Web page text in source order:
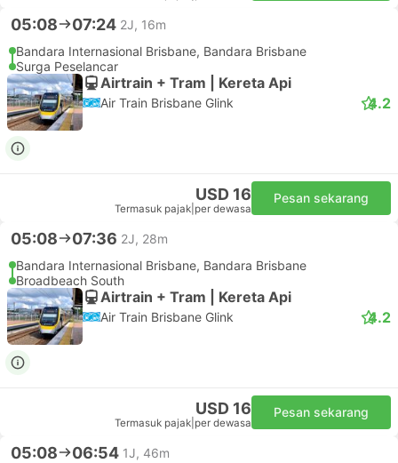
05:08 07:24 2J, 16m
Bandara Internasional Brisbane, Bandara Brisbane
Surga Peselancar
Airtrain + Tram | Kereta Api
Air Train Brisbane Glink 4.2
USD 16
Termasuk pajak per dewasa
Pesan sekarang
05:08 07:36 2J, 28m
Bandara Internasional Brisbane, Bandara Brisbane
Broadbeach South
Airtrain + Tram | Kereta Api
Air Train Brisbane Glink 4.2
USD 16
Termasuk pajak per dewasa
Pesan sekarang
05:08 06:54 1J, 46m